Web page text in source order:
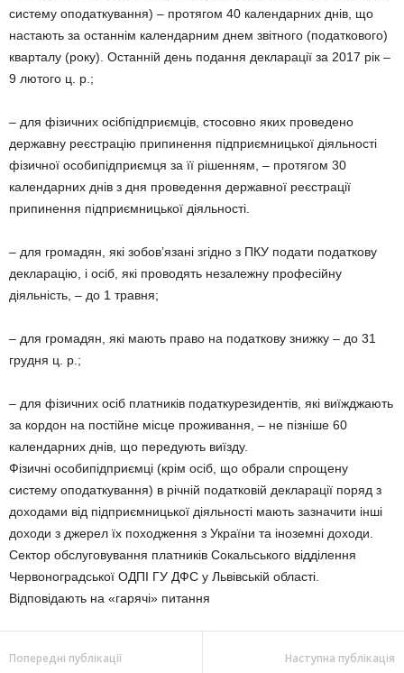
систему оподаткування) – протягом 40 календарних днів, що
настають за останнім календарним днем звітного (податкового)
кварталу (року). Останній день подання декларації за 2017 рік –
9 лютого ц. р.;
– для фізичних осібпідприємців, стосовно яких проведено
державну реєстрацію припинення підприємницької діяльності
фізичної особипідприємця за її рішенням, – протягом 30
календарних днів з дня проведення державної реєстрації
припинення підприємницької діяльності.
– для громадян, які зобов’язані згідно з ПКУ подати податкову
декларацію, і осіб, які проводять незалежну професійну
діяльність, – до 1 травня;
– для громадян, які мають право на податкову знижку – до 31
грудня ц. р.;
– для фізичних осіб платників податкурезидентів, які виїжджають
за кордон на постійне місце проживання, – не пізніше 60
календарних днів, що передують виїзду.
Фізичні особипідприємці (крім осіб, що обрали спрощену
систему оподаткування) в річній податковій декларації поряд з
доходами від підприємницької діяльності мають зазначити інші
доходи з джерел їх походження з України та іноземні доходи.
Сектор обслуговування платників Сокальського відділення
Червоноградської ОДПІ ГУ ДФС у Львівській області.
Відповідають на «гарячі» питання
Попередні публікації Наступна публікація